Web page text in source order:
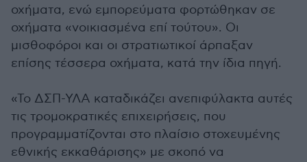
οχήματα, ενώ εμπορεύματα φορτώθηκαν σε
οχήματα «νοικιασμένα επί τούτου». Οι
μισθοφόροι και οι στρατιωτικοί άρπαξαν
επίσης τέσσερα οχήματα, κατά την ίδια πηγή.
«Το ΔΣΠ-ΥΛΑ καταδικάζει ανεπιφύλακτα αυτές
τις τρομοκρατικές επιχειρήσεις, που
προγραμματίζονται στο πλαίσιο στοχευμένης
εθνικής εκκαθάρισης» με σκοπό να